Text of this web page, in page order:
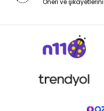
Öneri ve